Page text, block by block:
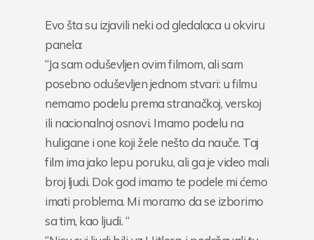
Evo šta su izjavili neki od gledalaca u okviru
panela:
“Ja sam oduševljen ovim filmom, ali sam
posebno oduševljen jednom stvari: u filmu
nemamo podelu prema stranačkoj, verskoj
ili nacionalnoj osnovi. Imamo podelu na
huligane i one koji žele nešto da nauče. Taj
film ima jako lepu poruku, ali ga je video mali
broj ljudi. Dok god imamo te podele mi ćemo
imati problema. Mi moramo da se izborimo
sa tim, kao ljudi. “